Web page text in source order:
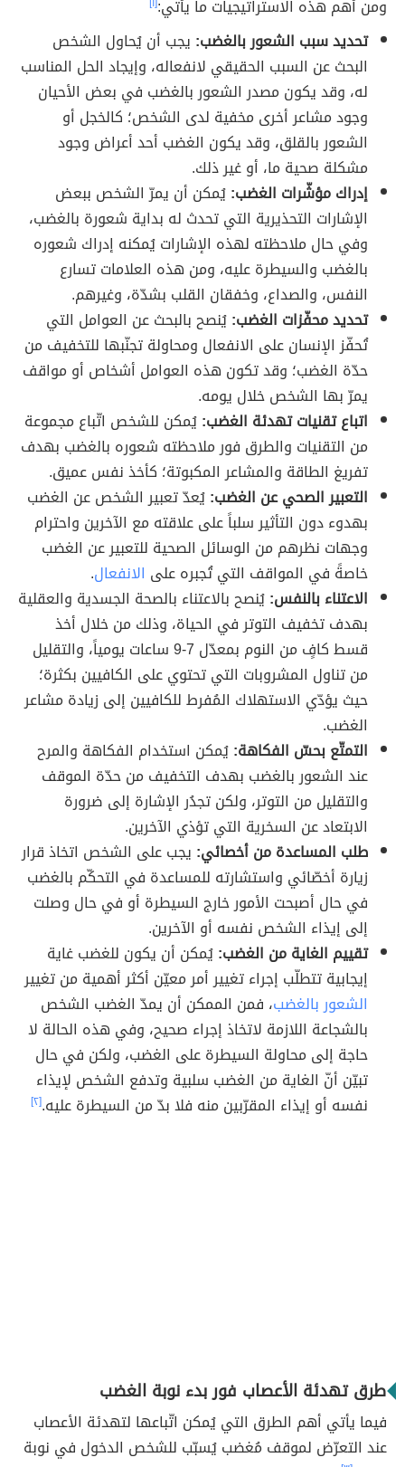
ومن أهم هذه الاستراتيجيات ما يأتي:
تحديد سبب الشعور بالغضب: يجب أن يُحاول الشخص
البحث عن السبب الحقيقي لانفعاله، وإيجاد الحل المناسب
له، وقد يكون مصدر الشعور بالغضب في بعض الأحيان
وجود مشاعر أخرى مخفية لدى الشخص؛ كالخجل أو
الشعور بالقلق، وقد يكون الغضب أحد أعراض وجود
مشكلة صحية ما، أو غير ذلك.
إدراك مؤشّرات الغضب:يُمكن أن يمرّ الشخص ببعض
الإشارات التحذيرية التي تحدث له بداية شعورة بالغضب،
وفي حال ملاحظته لهذه الإشارات يُمكنه إدراك شعوره
بالغضب والسيطرة عليه، ومن هذه العلامات تسارع
النفس، والصداع، وخفقان القلب بشدّة، وغيرهم.
تحديد محفّزات الغضب:يُنصح بالبحث عن العوامل التي
تُحفّز الإنسان على الانفعال ومحاولة تجنّبها للتخفيف من
حدّة الغضب؛ وقد تكون هذه العوامل أشخاص أو مواقف
يمرّ بها الشخص خلال يومه.
اتباع تقنيات تهدئة الغضب:يُمكن للشخص اتّباع مجموعة
من التقنيات والطرق فور ملاحظته شعوره بالغضب بهدف
تفريغ الطاقة والمشاعر المكبوتة؛ كأخذ نفس عميق.
التعبير الصحي عن الغضب:يُعدّ تعبير الشخص عن الغضب
بهدوء دون التأثير سلباً على علاقته مع الآخرين واحترام
وجهات نظرهم من الوسائل الصحية للتعبير عن الغضب
خاصةً في المواقف التي تُجبره على الانفعال.
الاعتناء بالنفس:يُنصح بالاعتناء بالصحة الجسدية والعقلية
بهدف تخفيف التوتر في الحياة، وذلك من خلال أخذ
قسط كافٍ من النوم بمعدّل 7-9 ساعات يومياً، والتقليل
من تناول المشروبات التي تحتوي على الكافيين بكثرة؛
حيث يؤدّي الاستهلاك المُفرط للكافيين إلى زيادة مشاعر
الغضب.
التمتّع بحسّ الفكاهة:يُمكن استخدام الفكاهة والمرح
عند الشعور بالغضب بهدف التخفيف من حدّة الموقف
والتقليل من التوتر، ولكن تجدُر الإشارة إلى ضرورة
الابتعاد عن السخرية التي تؤذي الآخرين.
طلب المساعدة من أخصائي: يجب على الشخص اتخاذ قرار
زيارة أخصّائي واستشارته للمساعدة في التحكّم بالغضب
في حال أصبحت الأمور خارج السيطرة أو في حال وصلت
إلى إيذاء الشخص نفسه أو الآخرين.
تقييم الغاية من الغضب:يُمكن أن يكون للغضب غاية
إيجابية تتطلّب إجراء تغيير أمر معيّن أكثر أهمية من تغيير
الشعور بالغضب، فمن الممكن أن يمدّ الغضب الشخص
بالشجاعة اللازمة لاتخاذ إجراء صحيح، وفي هذه الحالة لا
حاجة إلى محاولة السيطرة على الغضب، ولكن في حال
تبيّن أنّ الغاية من الغضب سلبية وتدفع الشخص لإيذاء
نفسه أو إيذاء المقرّبين منه فلا بدّ من السيطرة عليه.[٢]
طرق تهدئة الأعصاب فور بدء نوبة الغضب
فيما يأتي أهم الطرق التي يُمكن اتّباعها لتهدئة الأعصاب
عند التعرّض لموقف مُغضب يُسبّب للشخص الدخول في نوبة